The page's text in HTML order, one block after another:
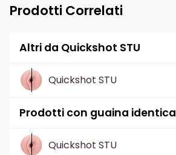
Prodotti Correlati
Altri da Quickshot STU
Quickshot STU
Prodotti con guaina identica
Quickshot STU